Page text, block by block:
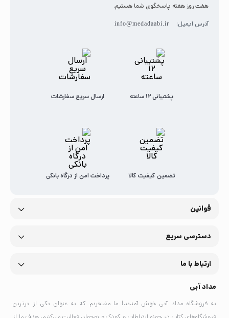
هفت روز هفته پاسخگوی شما هستیم.
آدرس ایمیل: info@medadaabi.ir
پشتیبانی 12 ساعته ارسال سریع سفارشات
تضمین کیفیت کالا پرداخت امن از درگاه بانکی
قوانین
دسترسی سریع
ارتباط با ما
مداد آبی
به فروشگاه مداد آبی خوش آمدید! ما مفتخریم که به عنوان یکی از برترین